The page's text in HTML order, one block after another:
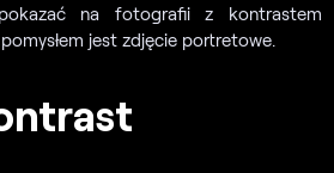
na fotografii z kontrastem
jest zdjęcie portretowe.